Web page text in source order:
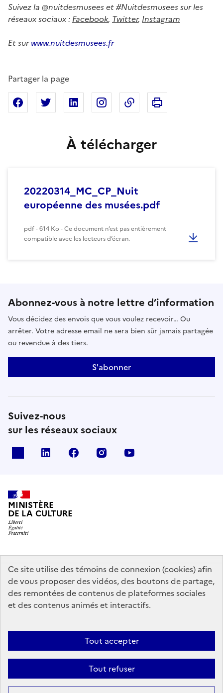
Ce site utilise des témoins de connexion (cookies) afin
de vous proposer des vidéos, des boutons de partage,
des remontées de contenus de plateformes sociales
et des contenus animés et interactifs.
Tout accepter
Tout refuser
Suivez la @nuitdesmusees et #Nuitdesmusees sur les
réseaux sociaux : Facebook, Twitter, Instagram
Et surwww.nuitdesmusees.fr
Partager la page
Partager sur Facebook
Partager sur XPartager sur Linkedin
Partager sur Instagram
Copier dans le
Imprimer cette
À télécharger
20220314_MC_CP_Nuit
européenne des musées.pdf
pdf - 614 Ko - Ce document n’est pas entièrement
compatible avec les lecteurs d’écran.
Abonnez-vous à notre lettre d’information
Vous décidez des envois que vous voulez recevoir… Ou
arrêter. Votre adresse email ne sera bien sûr jamais partagée
ou revendue à des tiers.
S'abonner
Suivez-nous
sur les réseaux sociaux
linkedin facebook instagram
MINISTÈRE
DE LA CULTURE
data.gouv.fr legifrance.gouv.fr
info.gouv.fr
service-public.gouv.fr
Contact Mentions légales
Accessibilité : partiellement conforme
Politique générale de protection des données
des témoins de connexion (cookies)
Plan du site